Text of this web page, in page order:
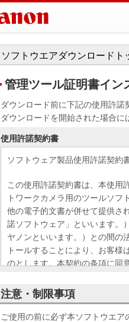
ソフトウエアダウンロードト
管理ツール証明書イン
ダウンロード前に下記の使用許諾
ダウンロードを開始された場合に
使用許諾契約書
ソフトウェア製品使用許諾契約
この使用許諾契約書は、本使用
トワークカメラ用のツールソ
他の電子的文書が併せて提供さ
諾ソフトウェア」といいます。
ヤノンといいます。）との間の
トールすることにより、お客様
のとします。本契約の条項に同
することはできません。お客様
いで下さい。
注意・制限事項
ご使用の前に必ず本ソフトウエア